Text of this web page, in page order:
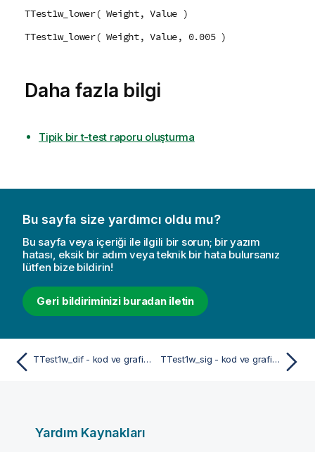
TTest1w_lower( Weight, Value )
TTest1w_lower( Weight, Value, 0.005 )
Daha fazla bilgi
Tipik bir t-test raporu oluşturma
Bu sayfa size yardımcı oldu mu?
Bu sayfa veya içeriği ile ilgili bir sorun; bir yazım
hatası, eksik bir adım veya teknik bir hata bulursanız
lütfen bize bildirin!
Geri bildiriminizi buradan iletin
TTest1w_dif - kod ve grafik fonksiyonu TTest1w_sig - kod ve grafik fonksiyonu
Yardım Kaynakları